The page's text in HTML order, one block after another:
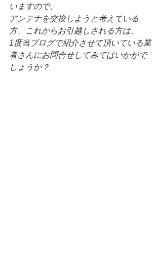
いますので、
アンテナを交換しようと考えている
方、これからお引越しされる方は、
1度当ブログで紹介させて頂いている業
者さんにお問合せしてみてはいかがで
しょうか？